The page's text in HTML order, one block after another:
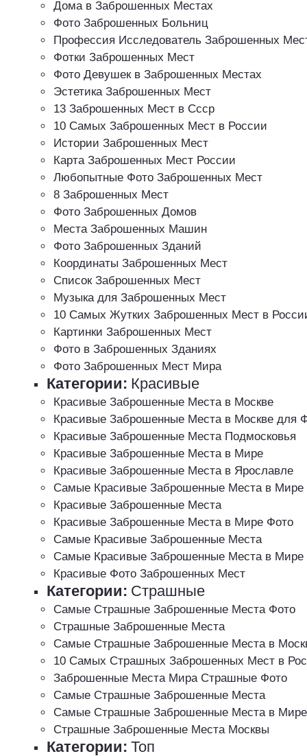
Дома в Заброшенных Местах
Фото Заброшенных Больниц
Профессия Исследователь Заброшенных
Фотки Заброшенных Мест
Фото Девушек в Заброшенных Местах
Эстетика Заброшенных Мест
13 Заброшенных Мест в Ссср
10 Самых Заброшенных Мест в России
Истории Заброшенных Мест
Карта Заброшенных Мест России
Любопытные Фото Заброшенных Мест
8 Заброшенных Мест
Фото Заброшенных Домов
Места Заброшенных Машин
Фото Заброшенных Зданий
Координаты Заброшенных Мест
Список Заброшенных Мест
Музыка для Заброшенных Мест
10 Самых Жутких Заброшенных Мест в
Картинки Заброшенных Мест
Фото в Заброшенных Зданиях
Фото Заброшенных Мест Мира
Категории: Красивые
Красивые Заброшенные Места в Москве
Красивые Заброшенные Места в Москве для
Красивые Заброшенные Места Подмосковья
Красивые Заброшенные Места в Мире
Красивые Заброшенные Места в Ярославле
Самые Красивые Заброшенные Места в Мире
Красивые Заброшенные Места
Красивые Заброшенные Места в Мире Фото
Самые Красивые Заброшенные Места
Самые Красивые Заброшенные Места в Мире
Красивые Фото Заброшенных Мест
Категории: Страшные
Самые Страшные Заброшенные Места Фото
Страшные Заброшенные Места
Самые Страшные Заброшенные Места в
10 Самых Страшных Заброшенных Мест в
Заброшенные Места Мира Страшные Фото
Самые Страшные Заброшенные Места
Самые Страшные Заброшенные Места в Мире
Страшные Заброшенные Места Москвы
Категории: Топ